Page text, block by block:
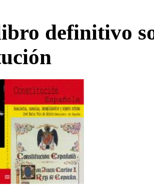
definitivo